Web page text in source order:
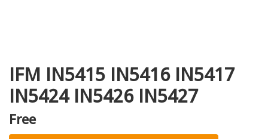
IFM IN5415 IN5416 IN5417
IN5424 IN5426 IN5427
Free